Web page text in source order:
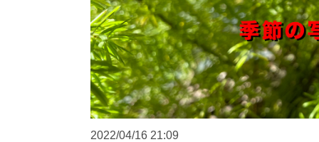
2022/04/16 21:09